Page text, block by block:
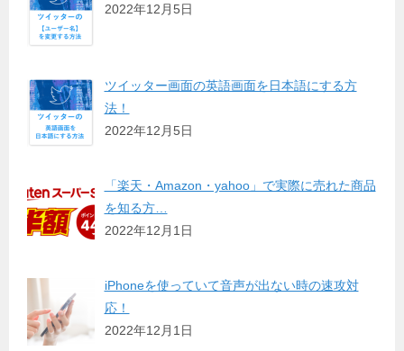
2022年12月5日
ツイッター画面の英語画面を日本語にする方
法！
2022年12月5日
「楽天・Amazon・yahoo」で実際に売れた商品
を知る方…
2022年12月1日
iPhoneを使っていて音声が出ない時の速攻対
応！
2022年12月1日